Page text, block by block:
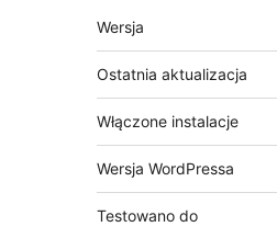
Meta
Wersja
Ostatnia aktualizacja
Włączone instalacje
Wersja WordPressa
Testowano do